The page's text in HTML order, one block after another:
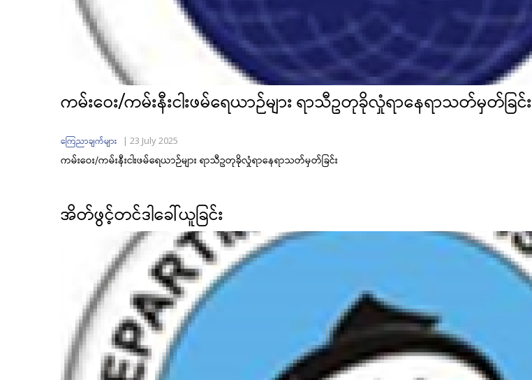
ကမ်းဝေး/ကမ်းနီးငါးဖမ်ရေယာဉ်များ ရာသီဥတုခိုလှုံရာနေရာသတ်မှတ်ခြင်း
ကြေညာချက်များ | 23 July 2025
ကမ်းဝေး/ကမ်းနီးငါးဖမ်ရေယာဉ်များ ရာသီဥတုခိုလှုံရာနေရာသတ်မှတ်ခြင်း
အိတ်ဖွင့်တင်ဒါခေါ်ယူခြင်း